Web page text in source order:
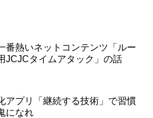
番熱いネットコンテンツ「ルー
JCJCタイムアタック」の話
アプリ「継続する技術」で習慣
になれ